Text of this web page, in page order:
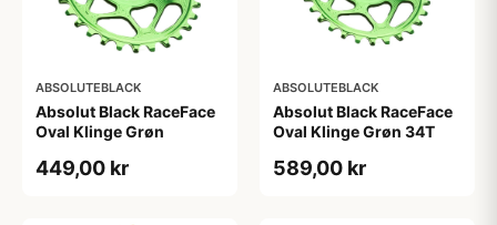
ABSOLUTEBLACK
Absolut Black RaceFace
Oval Klinge Grøn
449,00 kr
ABSOLUTEBLACK
Absolut Black RaceFace
Oval Klinge Grøn 34T
589,00 kr